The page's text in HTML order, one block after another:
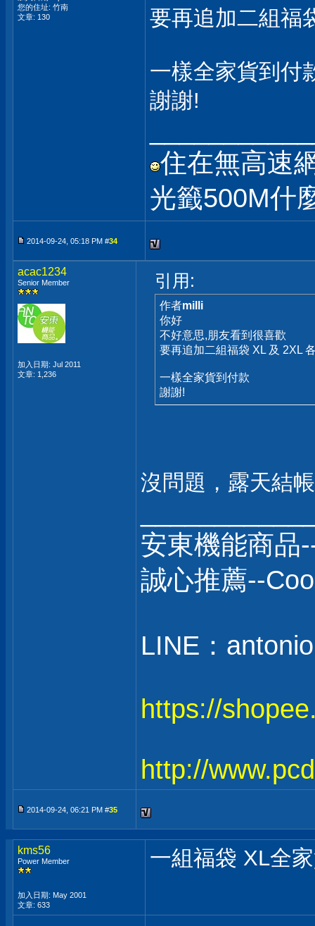
您的住址: 竹南
文章: 130
要再追加二組福
一樣全家貨到付
謝謝!
住在無高速
光籤500M什
2014-09-24, 05:18 PM #34
acac1234
Senior Member
加入日期: Jul 2011
文章: 1,236
引用:
作者milli
你好
不好意思,朋友看到很喜歡
要再追加二組福袋 XL 及 2XL
一樣全家貨到付款
謝謝!
沒問題，露天結
安東機能商品
誠心推薦--
LINE：
https://
http://
2014-09-24, 06:21 PM #35
kms56
Power Member
加入日期: May 2001
文章: 633
一組福袋 XL全